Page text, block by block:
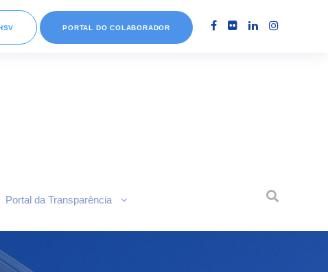
PORTAL DO COLABORADOR
Portal da Transparência